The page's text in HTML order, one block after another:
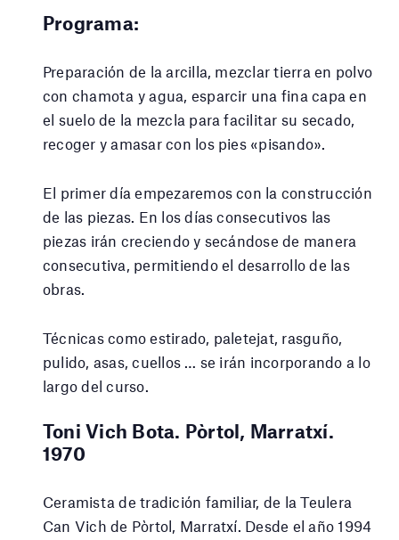
Programa:
Preparación de la arcilla, mezclar tierra en polvo
con chamota y agua, esparcir una fina capa en
el suelo de la mezcla para facilitar su secado,
recoger y amasar con los pies «pisando».
El primer día empezaremos con la construcción
de las piezas. En los días consecutivos las
piezas irán creciendo y secándose de manera
consecutiva, permitiendo el desarrollo de las
obras.
Técnicas como estirado, paletejat, rasguño,
pulido, asas, cuellos … se irán incorporando a lo
largo del curso.
Toni Vich Bota. Pòrtol, Marratxí.
1970
Ceramista de tradición familiar, de la Teulera
Can Vich de Pòrtol, Marratxí. Desde el año 1994